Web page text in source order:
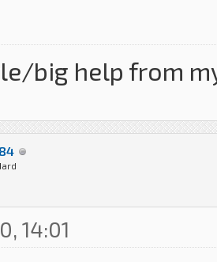
big help from
14:01